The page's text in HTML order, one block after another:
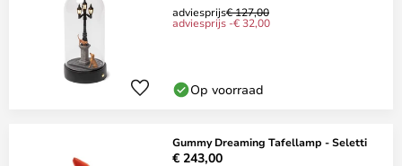
adviesprijs€ 127,00
adviesprijs -€ 32,00
Op voorraad
Gummy Dreaming Tafellamp - Seletti
€ 243,00